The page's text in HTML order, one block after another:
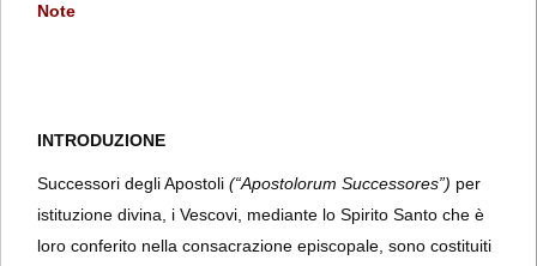
Note
INTRODUZIONE
Successori degli Apostoli (“Apostolorum Successores”) per
istituzione divina, i Vescovi, mediante lo Spirito Santo che è
loro conferito nella consacrazione episcopale, sono costituiti